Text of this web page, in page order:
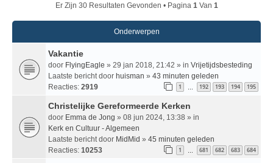
Er Zijn 30 Resultaten Gevonden • Pagina 1 Van 1
Onderwerpen
Vakantie
door FlyingEagle » 29 jan 2018, 21:42 » in Vrijetijdsbesteding
Laatste bericht door huisman » 43 minuten geleden
Reacties: 2919 1 … 192 193 194 195
Christelijke Gereformeerde Kerken
door Emma de Jong » 08 jun 2024, 13:38 » in
Kerk en Cultuur - Algemeen
Laatste bericht door MidMid » 45 minuten geleden
Reacties: 10253 1 … 681 682 683 684